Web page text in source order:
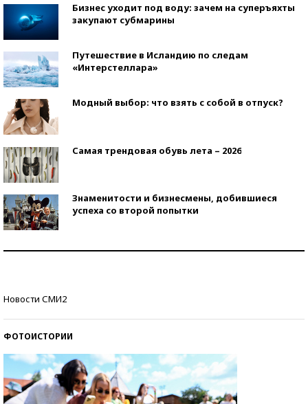
Бизнес уходит под воду: зачем на суперъяхты
закупают субмарины
Путешествие в Исландию по следам
«Интерстеллара»
Модный выбор: что взять с собой в отпуск?
Самая трендовая обувь лета – 2026
Знаменитости и бизнесмены, добившиеся
успеха со второй попытки
Новости СМИ2
ФОТОИСТОРИИ